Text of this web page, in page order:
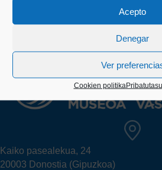
Acepto
Denegar
Ver
Cookien politika
Kaiko pasealekua, 24
20003 Donostia (Gipuzkoa)